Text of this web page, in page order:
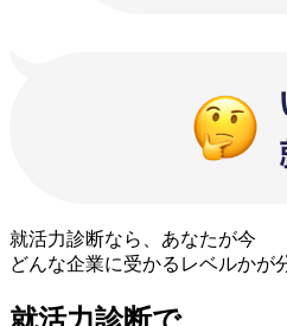
就活力診断なら、あなたが今
どんな企業に受かるレベルかが
就活力診断で